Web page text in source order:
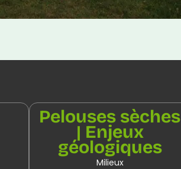
Pelouses sèches
| Enjeux
géologiques
Milieux